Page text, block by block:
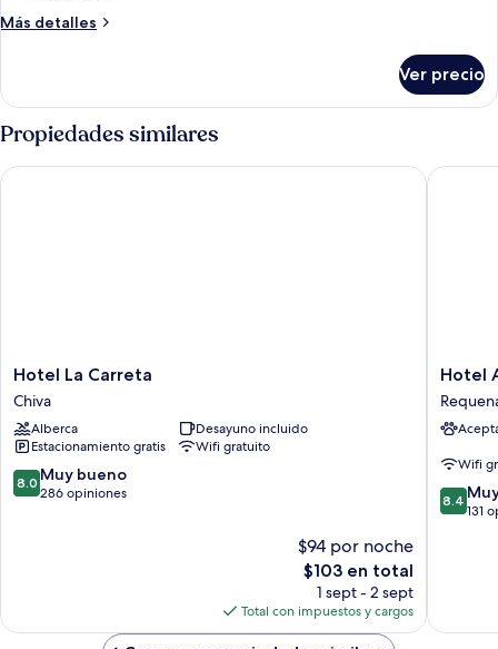
uso
Más detalles
Más
doble
de
uso
individual
Ver precio
Propiedades similares
Hotel
La
Carreta
Chiva
Hotel La Carreta
Chiva
Alberca
Desayuno incluido
Estacionamiento gratis
Wifi gratuito
8.0
de
8.0 Muy bueno
286 opiniones
$94 por noche
El
precio
actual
es
$103 en total
1 sept - 2 sept
Total con impuestos y cargos
Hotel La Carreta
Hotel
Avenida
Hotel
Wifi
8.4
de
8.4
131
Hotel